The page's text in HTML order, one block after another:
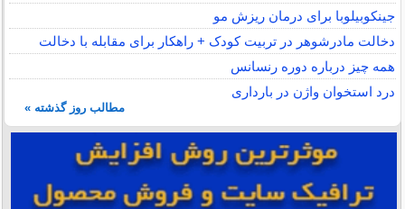
جینکوبیلوبا برای درمان ریزش مو
دخالت مادرشوهر در تربیت کودک + راهکار برای مقابله با دخالت
همه چیز درباره دوره رنسانس
درد استخوان واژن در بارداری
مطالب روز گذشته »